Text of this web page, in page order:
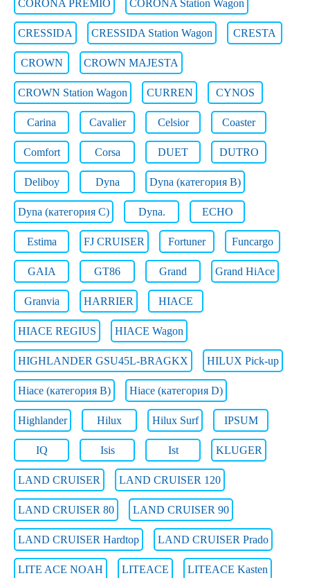
CORONA PREMIO CORONA Station Wagon
CRESSIDA CRESSIDA Station Wagon CRESTA
CROWN CROWN MAJESTA
CROWN Station Wagon CURREN CYNOS
Carina Cavalier Celsior Coaster
Comfort Corsa DUET DUTRO
Deliboy Dyna Dyna (категория B)
Dyna (категория C) Dyna. ECHO
Estima FJ CRUISER Fortuner Funcargo
GAIA GT86 Grand Grand HiAce
Granvia HARRIER HIACE
HIACE REGIUS HIACE Wagon
HIGHLANDER GSU45L-BRAGKX HILUX Pick-up
Hiace (категория B) Hiace (категория D)
Highlander Hilux Hilux Surf IPSUM
IQ Isis Ist KLUGER
LAND CRUISER LAND CRUISER 120
LAND CRUISER 80 LAND CRUISER 90
LAND CRUISER Hardtop LAND CRUISER Prado
LITE ACE NOAH LITEACE LITEACE Kasten